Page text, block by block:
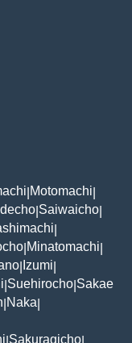
Motomachi
Saiwaicho
Minatomachi
Izumi
Suehirocho Sakae
Naka
Sakuragicho